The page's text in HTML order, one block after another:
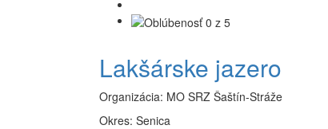
Lakšárske jazero
Organizácia: MO SRZ Šaštín-Stráže
Okres: Senica